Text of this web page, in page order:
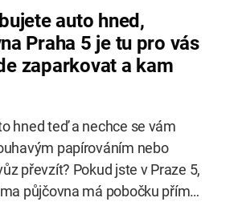
auto hned,
Praha 5 je tu pro vás
zaparkovat a kam
hned teď a nechce se vám
papírováním nebo
převzít? Pokud jste v Praze 5,
půjčovna má pobočku přímo